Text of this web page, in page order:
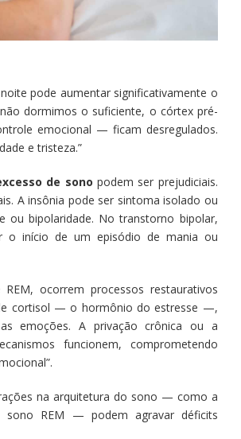
pode aumentar significativamente o
dormimos o suficiente, o córtex pré-
emocional — ficam desregulados.
e tristeza.”
de sono podem ser prejudiciais.
A insônia pode ser sintoma isolado ou
ou bipolaridade. No transtorno bipolar,
o início de um episódio de mania ou
ocorrem processos restaurativos
cortisol — o hormônio do estresse —,
emoções. A privação crônica ou a
funcionem, comprometendo
na arquitetura do sono — como a
REM — podem agravar déficits